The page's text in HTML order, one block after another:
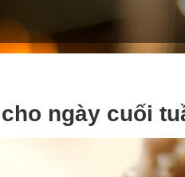
ngày cuối